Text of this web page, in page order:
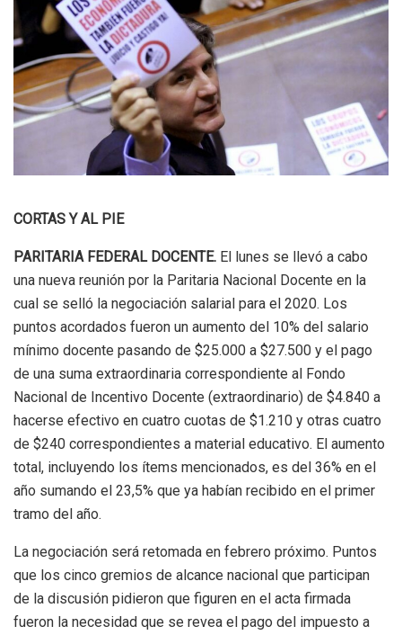
CORTAS Y AL PIE
PARITARIA FEDERAL DOCENTE. El lunes se llevó a cabo
una nueva reunión por la Paritaria Nacional Docente en la
cual se selló la negociación salarial para el 2020. Los
puntos acordados fueron un aumento del 10% del salario
mínimo docente pasando de $25.000 a $27.500 y el pago
de una suma extraordinaria correspondiente al Fondo
Nacional de Incentivo Docente (extraordinario) de $4.840 a
hacerse efectivo en cuatro cuotas de $1.210 y otras cuatro
de $240 correspondientes a material educativo. El aumento
total, incluyendo los ítems mencionados, es del 36% en el
año sumando el 23,5% que ya habían recibido en el primer
tramo del año.
La negociación será retomada en febrero próximo. Puntos
que los cinco gremios de alcance nacional que participan
de la discusión pidieron que figuren en el acta firmada
fueron la necesidad que se revea el pago del impuesto a